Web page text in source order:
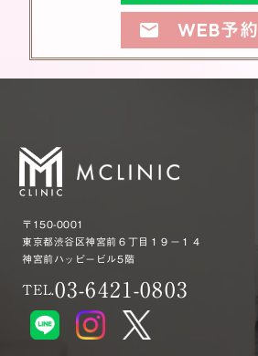
mail WEB予約
〒150-0001
東京都渋谷区神宮前６丁目１９−１４
神宮前ハッピービル5階
TEL.03-6421-0803